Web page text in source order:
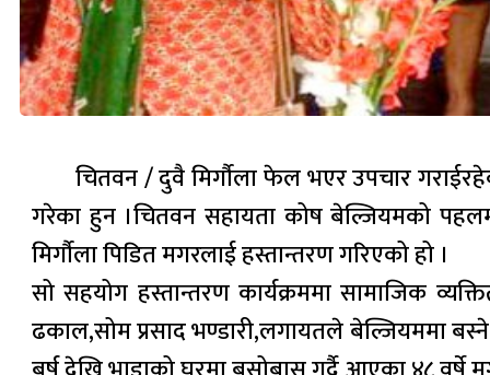
चितवन / दुवै मिर्गौला फेल भएर उपचार
गरेका हुन ।चितवन सहायता कोष बेल्जियमको
मिर्गौला पिडित मगरलाई हस्तान्तरण गरिएको हो ।
सो सहयोग हस्तान्तरण कार्यक्रममा सामाजिक
ढकाल,सोम प्रसाद भण्डारी,लगायतले बेल्जियममा